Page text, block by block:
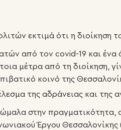
εκτιμά ότι η διοίκηση
από τον covid-19 και ένα
μέτρα από τη διοίκηση,
κοινό της
της αδράνειας και της
στην πραγματικότητα,
Έργου